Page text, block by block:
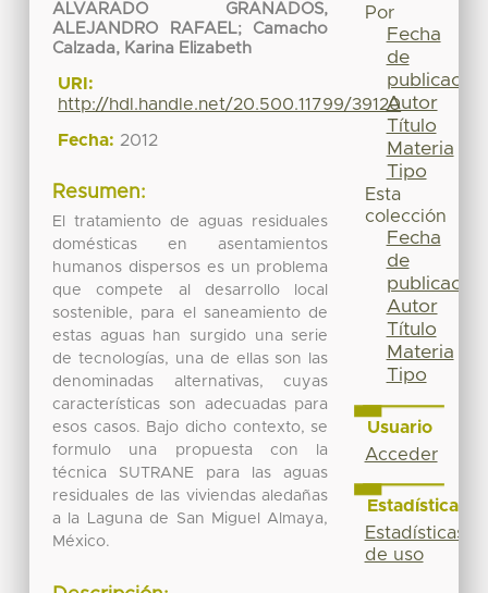
ALVARADO GRANADOS,
ALEJANDRO RAFAEL; Camacho
Calzada, Karina Elizabeth
URI:
http://hdl.handle.net/20.500.11799/39120
Fecha: 2012
Resumen:
El tratamiento de aguas residuales
domésticas en asentamientos
humanos dispersos es un problema
que compete al desarrollo local
sostenible, para el saneamiento de
estas aguas han surgido una serie
de tecnologías, una de ellas son las
denominadas alternativas, cuyas
características son adecuadas para
esos casos. Bajo dicho contexto, se
formulo una propuesta con la
técnica SUTRANE para las aguas
residuales de las viviendas aledañas
a la Laguna de San Miguel Almaya,
México.
Por
Fecha
de
publicación
Autor
Título
Materia
Tipo
Esta
colección
Fecha
de
publicación
Autor
Título
Materia
Tipo
Usuario
Acceder
Estadísticas
Estadísticas
de uso